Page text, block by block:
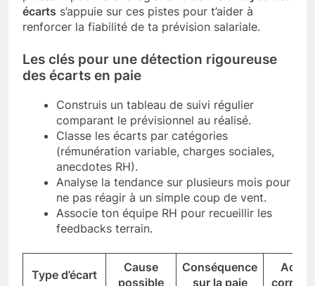
écarts s’appuie sur ces pistes pour t’aider à
renforcer la fiabilité de ta prévision salariale.
Les clés pour une détection rigoureuse
des écarts en paie
Construis un tableau de suivi régulier
comparant le prévisionnel au réalisé.
Classe les écarts par catégories
(rémunération variable, charges sociales,
anecdotes RH).
Analyse la tendance sur plusieurs mois pour
ne pas réagir à un simple coup de vent.
Associe ton équipe RH pour recueillir les
feedbacks terrain.
Type d’écart
Cause
possible
Conséquence
sur la paie